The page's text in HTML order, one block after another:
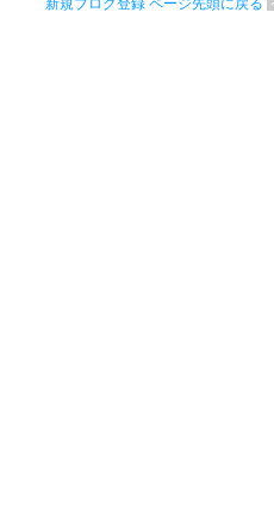
新規ブログ登録 ページ先頭に戻る